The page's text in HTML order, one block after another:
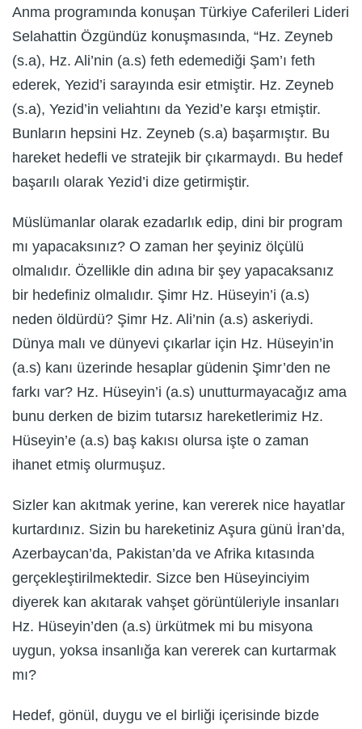
Anma programında konuşan Türkiye Caferileri Lideri
Selahattin Özgündüz konuşmasında, “Hz. Zeyneb
(s.a), Hz. Ali’nin (a.s) feth edemediği Şam’ı feth
ederek, Yezid’i sarayında esir etmiştir. Hz. Zeyneb
(s.a), Yezid’in veliahtını da Yezid’e karşı etmiştir.
Bunların hepsini Hz. Zeyneb (s.a) başarmıştır. Bu
hareket hedefli ve stratejik bir çıkarmaydı. Bu hedef
başarılı olarak Yezid’i dize getirmiştir.
Müslümanlar olarak ezadarlık edip, dini bir program
mı yapacaksınız? O zaman her şeyiniz ölçülü
olmalıdır. Özellikle din adına bir şey yapacaksanız
bir hedefiniz olmalıdır. Şimr Hz. Hüseyin’i (a.s)
neden öldürdü? Şimr Hz. Ali’nin (a.s) askeriydi.
Dünya malı ve dünyevi çıkarlar için Hz. Hüseyin’in
(a.s) kanı üzerinde hesaplar güdenin Şimr’den ne
farkı var? Hz. Hüseyin’i (a.s) unutturmayacağız ama
bunu derken de bizim tutarsız hareketlerimiz Hz.
Hüseyin’e (a.s) baş kakısı olursa işte o zaman
ihanet etmiş olurmuşuz.
Sizler kan akıtmak yerine, kan vererek nice hayatlar
kurtardınız. Sizin bu hareketiniz Aşura günü İran’da,
Azerbaycan’da, Pakistan’da ve Afrika kıtasında
gerçekleştirilmektedir. Sizce ben Hüseyinciyim
diyerek kan akıtarak vahşet görüntüleriyle insanları
Hz. Hüseyin’den (a.s) ürkütmek mi bu misyona
uygun, yoksa insanlığa kan vererek can kurtarmak
mı?
Hedef, gönül, duygu ve el birliği içerisinde bizde